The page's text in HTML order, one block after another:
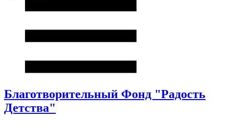
Благотворительный Фонд "Радость
Детства"